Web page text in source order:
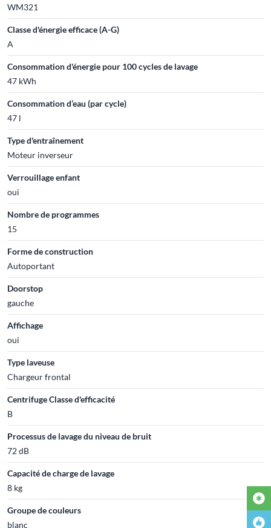
WM321
Classe d'énergie efficace (A-G)
A
Consommation d'énergie pour 100 cycles de lavage
47 kWh
Consommation d’eau (par cycle)
47 l
Type d'entraînement
Moteur inverseur
Verrouillage enfant
oui
Nombre de programmes
15
Forme de construction
Autoportant
Doorstop
gauche
Affichage
oui
Type laveuse
Chargeur frontal
Centrifuge Classe d'efficacité
B
Processus de lavage du niveau de bruit
72 dB
Capacité de charge de lavage
8 kg
Groupe de couleurs
blanc